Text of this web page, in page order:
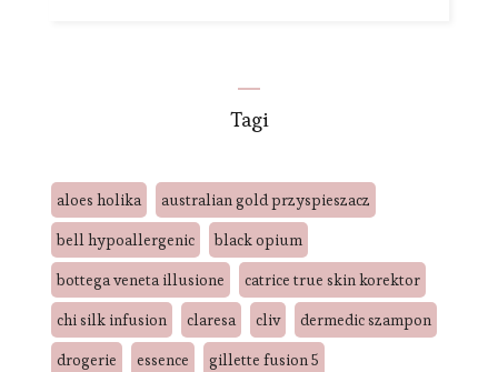
Tagi
aloes holika
australian gold przyspieszacz
bell hypoallergenic
black opium
bottega veneta illusione
catrice true skin korektor
chi silk infusion
claresa cliv
dermedic szampon
drogerie
essence
gillette fusion 5